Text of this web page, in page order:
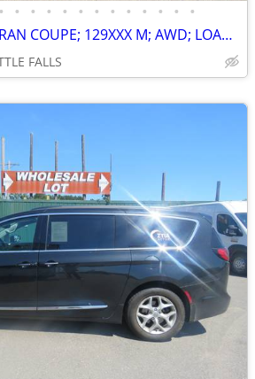
• • • • • • • • • • • • •
2015 BMW 428 XI GRAN COUPE; 129XXX M; AWD; LOADED ! $12,000 BOOK VALUE
FALLS